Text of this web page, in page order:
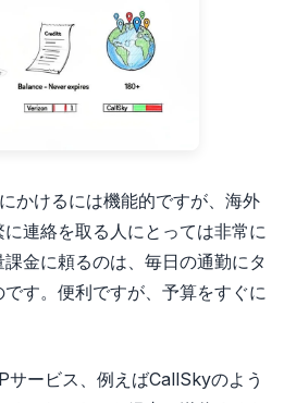
かけるには機能的ですが、海外
連絡を取る人にとっては非常に
金に頼るのは、毎日の通勤にタ
す。便利ですが、予算をすぐに
サービス、例えばCallSkyのよう